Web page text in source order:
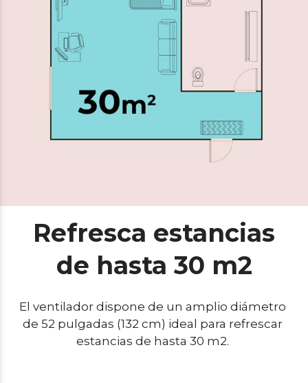
Refresca estancias
de hasta 30 m2
El ventilador dispone de un amplio diámetro
de 52 pulgadas (132 cm) ideal para refrescar
estancias de hasta 30 m2.